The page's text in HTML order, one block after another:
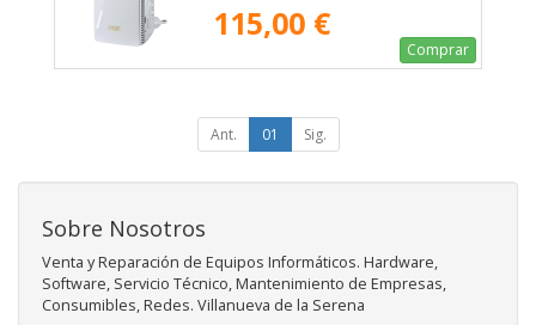
115,00 €
Comprar
Ant. 01 Sig.
Sobre Nosotros
Venta y Reparación de Equipos Informáticos. Hardware,
Software, Servicio Técnico, Mantenimiento de Empresas,
Consumibles, Redes. Villanueva de la Serena